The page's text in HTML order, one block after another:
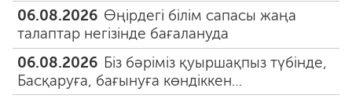
06.08.2026 Өңірдегі білім сапасы жаңа
талаптар негізінде бағалануда
06.08.2026 Біз бәріміз қуыршақпыз түбінде,
Басқаруға, бағынуға көндіккен…